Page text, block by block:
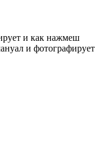
и как нажмеш
и фотографирует